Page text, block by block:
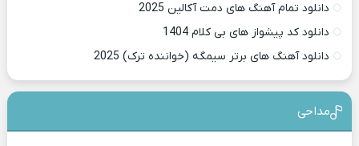
دانلود تمام آهنگ های دمت آکالین 2025
دانلود کد پیشواز های بی کلام 1404
دانلود آهنگ های برتر سیمگه (خواننده ترک) 2025
مداحی